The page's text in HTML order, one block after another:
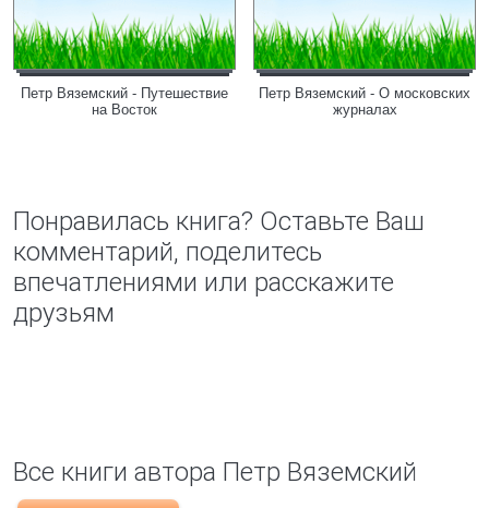
Петр Вяземский - Путешествие
на Восток
Петр Вяземский - О московских
журналах
Понравилась книга? Оставьте Ваш
комментарий, поделитесь
впечатлениями или расскажите
друзьям
Все книги автора Петр Вяземский